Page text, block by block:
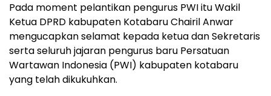
Pada moment pelantikan pengurus PWI itu Wakil
Ketua DPRD kabupaten Kotabaru Chairil Anwar
mengucapkan selamat kepada ketua dan Sekretaris
serta seluruh jajaran pengurus baru Persatuan
Wartawan Indonesia (PWI) kabupaten kotabaru
yang telah dikukuhkan.